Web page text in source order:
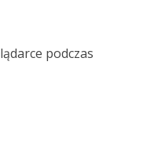
podczas